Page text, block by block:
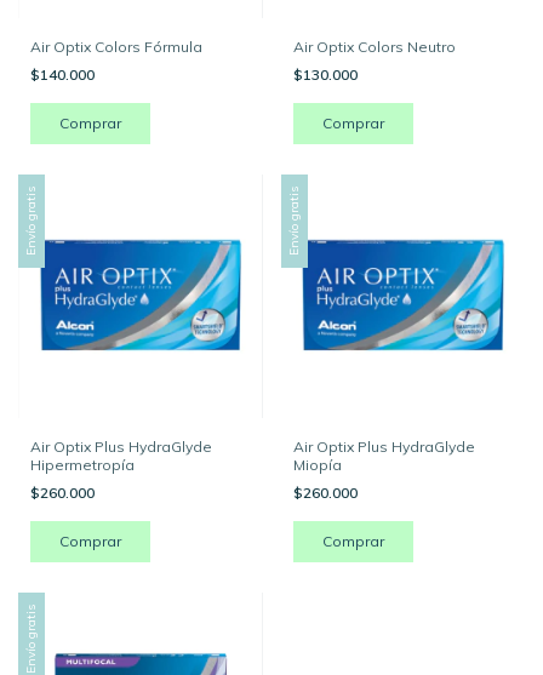
Air Optix Colors Fórmula
$140.000
Comprar
Air Optix Colors Neutro
$130.000
Comprar
Envío gratis
Air Optix Plus HydraGlyde
Hipermetropía
$260.000
Comprar
Envío gratis
Air Optix Plus HydraGlyde
Miopía
$260.000
Comprar
Envío gratis